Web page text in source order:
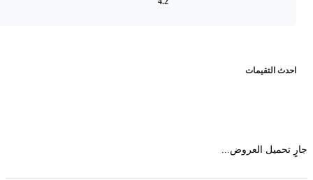
التقيمات
تحميل العروض...